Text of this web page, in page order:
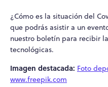
¿Cómo es la situación del
que podrás asistir a un
nuestro boletín para recibir
tecnológicas.
Imagen destacada: Foto
www.freepik.com